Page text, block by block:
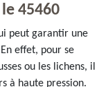
45460
peut garantir une
effet, pour se
ou les lichens, il
à haute pression.